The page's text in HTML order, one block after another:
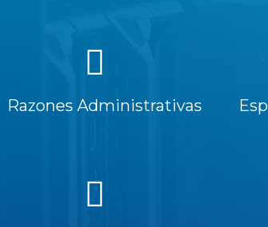
Razones Administrativas